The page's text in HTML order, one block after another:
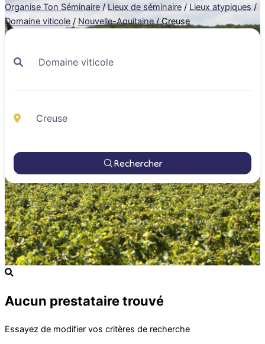
Organise Ton Séminaire / Lieux de séminaire / Lieux atypiques /
Domaine viticole / Nouvelle-Aquitaine / Creuse
Rechercher
Aucun prestataire trouvé
Essayez de modifier vos critères de recherche